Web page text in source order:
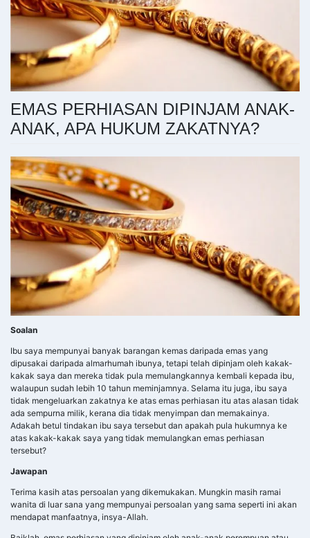
EMAS PERHIASAN DIPINJAM ANAK-
ANAK, APA HUKUM ZAKATNYA?
Soalan
Ibu saya mempunyai banyak barangan kemas daripada emas yang
dipusakai daripada almarhumah ibunya, tetapi telah dipinjam oleh kakak-
kakak saya dan mereka tidak pula memulangkannya kembali kepada ibu,
walaupun sudah lebih 10 tahun meminjamnya. Selama itu juga, ibu saya
tidak mengeluarkan zakatnya ke atas emas perhiasan itu atas alasan tidak
ada sempurna milik, kerana dia tidak menyimpan dan memakainya.
Adakah betul tindakan ibu saya tersebut dan apakah pula hukumnya ke
atas kakak-kakak saya yang tidak memulangkan emas perhiasan
tersebut?
Jawapan
Terima kasih atas persoalan yang dikemukakan. Mungkin masih ramai
wanita di luar sana yang mempunyai persoalan yang sama seperti ini akan
mendapat manfaatnya, insya-Allah.